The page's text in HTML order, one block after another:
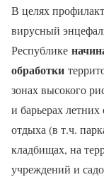
В целях
вирусный
Республике
обработки
зонах высокого
и барьерах
отдыха (в т.ч.
кладбищах, на
учреждений и